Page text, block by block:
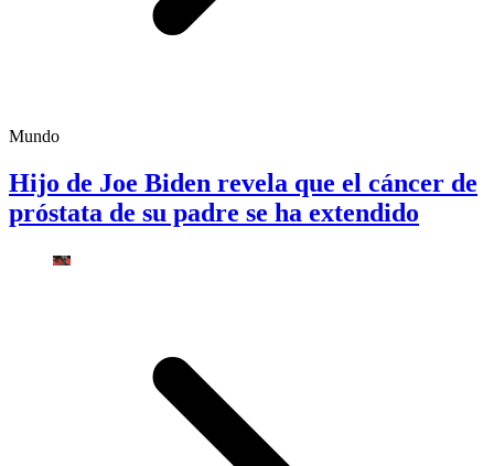
Mundo
Hijo de Joe Biden revela que el cáncer de
próstata de su padre se ha extendido